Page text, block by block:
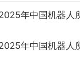
年中国机器人
年中国机器人